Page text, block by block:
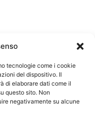
tecnologie come i cookie
del dispositivo. Il
di elaborare dati come il
questo sito. Non
negativamente su alcune
dei Biologi:
Vincenzo